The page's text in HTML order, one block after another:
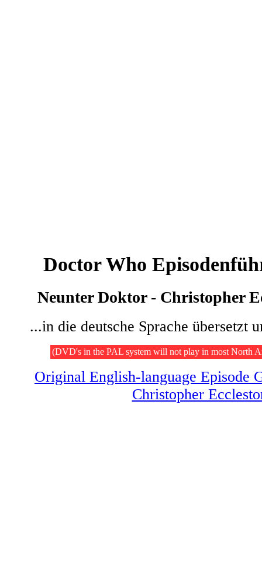
Doctor Who
Neunter Doktor - Christopher
...in die deutsche Sprache übersetzt
(DVD's in the PAL system will not play in most North
Original English-language Episode
Christopher